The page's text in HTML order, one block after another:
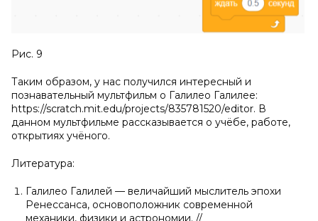
Рис. 9
Таким образом, у нас получился интересный и
познавательный мультфильм о Галилео Галилее:
https://scratch.mit.edu/projects/835781520/editor. В
данном мультфильме рассказывается о учёбе, работе,
открытиях учёного.
Литература:
Галилео Галилей — величайший мыслитель эпохи
Ренессанса, основоположник современной
механики, физики и астрономии. //